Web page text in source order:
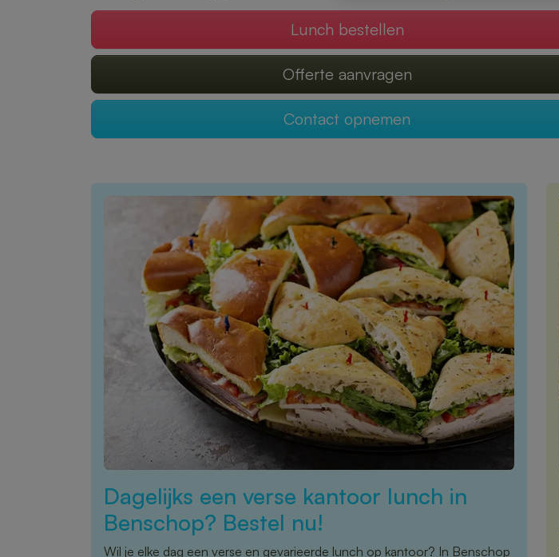
Lunch bestellen
Offerte aanvragen
Contact opnemen
Dagelijks een verse kantoor lunch in
Benschop? Bestel nu!
Wil je elke dag een verse en gevarieerde lunch op kantoor? In Benschop